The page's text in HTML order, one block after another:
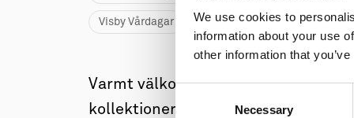
We use cookies to
information about your use
other information that
Consent
Selection
Necessary
Visby Vårdagar Visbydagarna
Varmt välkomna till Pelle P -
kollektioner för alla tillfällen och